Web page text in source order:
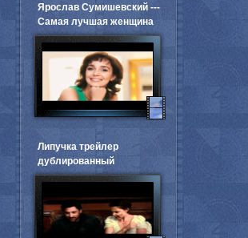
Ярослав Сумишевский ---
Самая лучшая женщина
Липучка трейлер
дублированный